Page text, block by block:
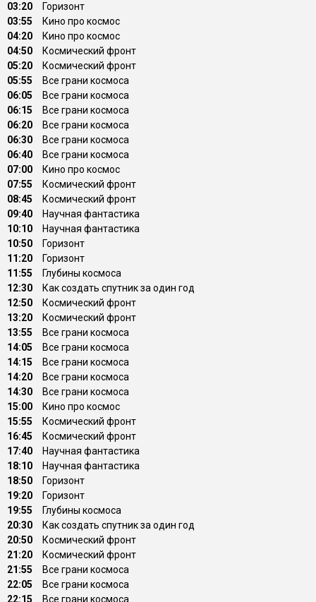
03:20
Горизонт
03:55
Кино про космос
04:20
Кино про космос
04:50
Космический фронт
05:20
Космический фронт
05:55
Все грани космоса
06:05
Все грани космоса
06:15
Все грани космоса
06:20
Все грани космоса
06:30
Все грани космоса
06:40
Все грани космоса
07:00
Кино про космос
07:55
Космический фронт
08:45
Космический фронт
09:40
Научная фантастика
10:10
Научная фантастика
10:50
Горизонт
11:20
Горизонт
11:55
Глубины космоса
12:30
Как создать спутник за один год
12:50
Космический фронт
13:20
Космический фронт
13:55
Все грани космоса
14:05
Все грани космоса
14:15
Все грани космоса
14:20
Все грани космоса
14:30
Все грани космоса
15:00
Кино про космос
15:55
Космический фронт
16:45
Космический фронт
17:40
Научная фантастика
18:10
Научная фантастика
18:50
Горизонт
19:20
Горизонт
19:55
Глубины космоса
20:30
Как создать спутник за один год
20:50
Космический фронт
21:20
Космический фронт
21:55
Все грани космоса
22:05
Все грани космоса
22:15
Все грани космоса